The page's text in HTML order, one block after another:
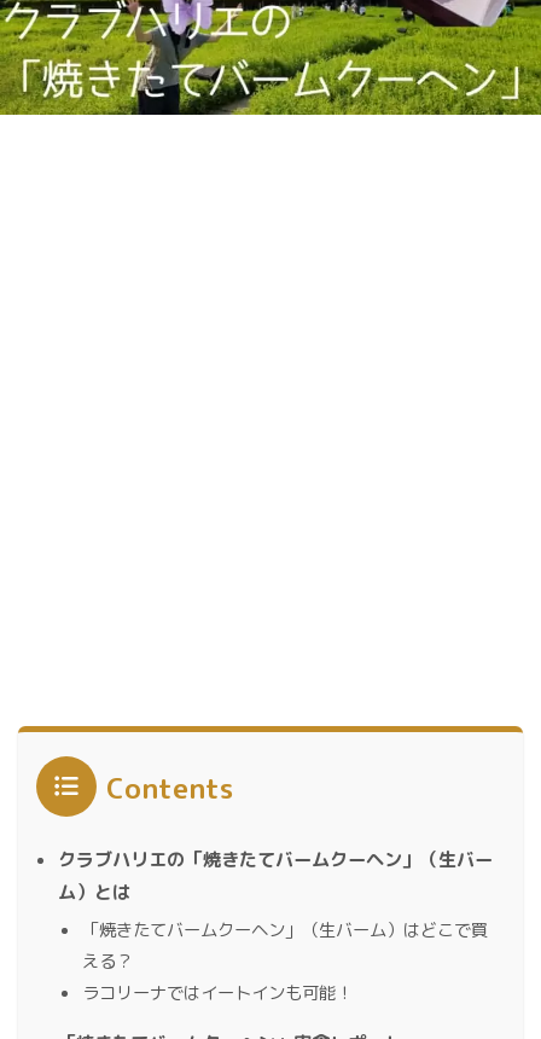
Contents
クラブハリエの「焼きたてバームクーヘン」（生バー
ム）とは
「焼きたてバームクーヘン」（生バーム）はどこで買
える？
ラコリーナではイートインも可能！